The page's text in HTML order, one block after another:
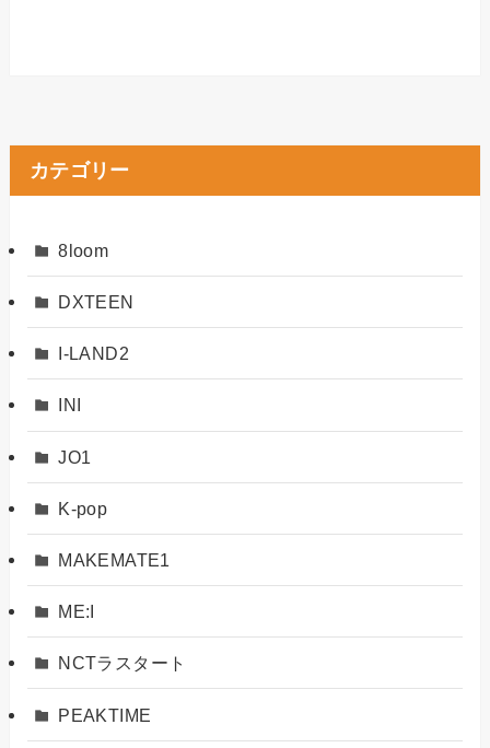
カテゴリー
8loom
DXTEEN
I-LAND2
INI
JO1
K-pop
MAKEMATE1
ME:I
NCTラスタート
PEAKTIME